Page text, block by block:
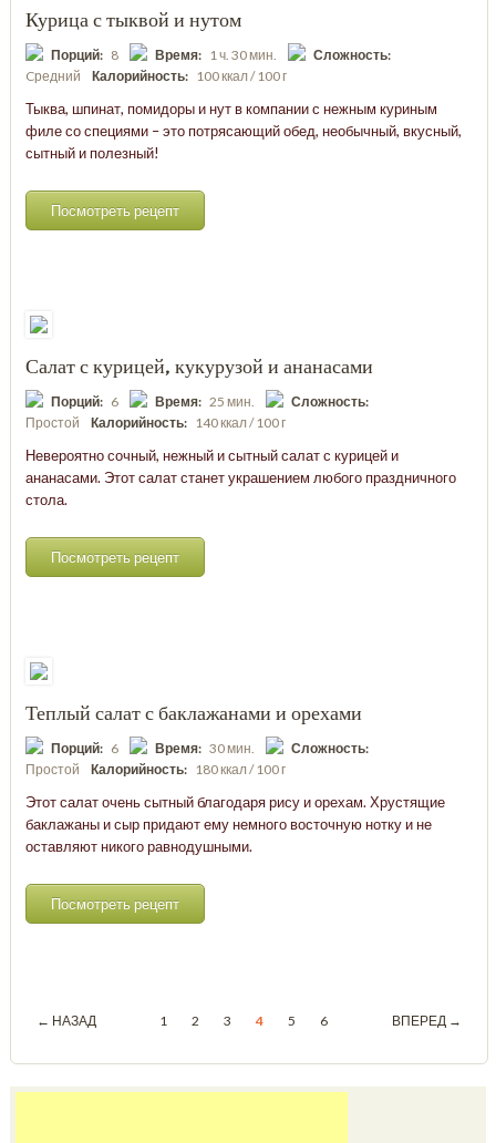
Курица с тыквой и нутом
Порций: 8 Время: 1 ч. 30 мин.
Сложность:
Cредний
Калорийность: 100 ккал / 100 г
Тыква, шпинат, помидоры и нут в компании с нежным куриным
филе со специями – это потрясающий обед, необычный, вкусный,
сытный и полезный!
Посмотреть рецепт
Салат с курицей, кукурузой и ананасами
Порций: 6 Время: 25 мин.
Сложность:
Простой
Калорийность: 140 ккал / 100 г
Невероятно сочный, нежный и сытный салат с курицей и
ананасами. Этот салат станет украшением любого праздничного
стола.
Посмотреть рецепт
Теплый салат с баклажанами и орехами
Порций: 6 Время: 30 мин.
Сложность:
Простой
Калорийность: 180 ккал / 100 г
Этот салат очень сытный благодаря рису и орехам. Хрустящие
баклажаны и сыр придают ему немного восточную нотку и не
оставляют никого равнодушными.
Посмотреть рецепт
← НАЗАД 1 2 3 4 5 6 ВПЕРЕД →